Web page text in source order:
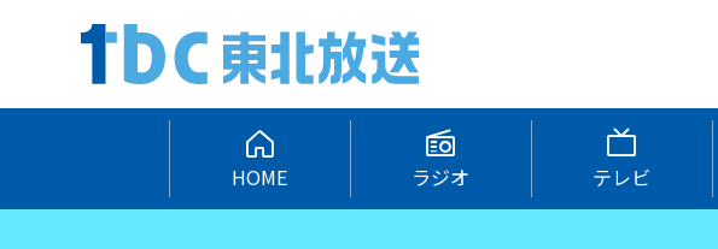
HOME ラジオ テレビ